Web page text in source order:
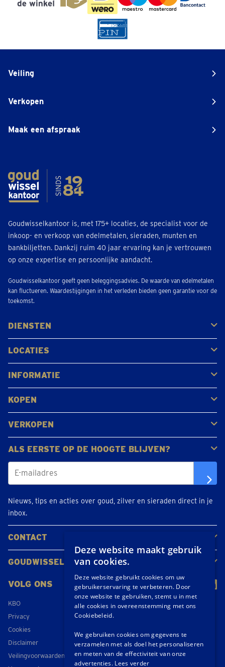
Veiling
Verkopen
Maak een afspraak
Goudwisselkantoor is, met 175+ locaties, de specialist voor de
inkoop- en verkoop van edelmetalen, sieraden, munten en
bankbiljetten. Dankzij ruim 40 jaar ervaring kan je vertrouwen
op onze expertise en persoonlijke aandacht.
Goudwisselkantoor geeft geen beleggingsadvies. De waarde van edelmetalen
kan fluctueren. Waardestijgingen in het verleden bieden geen garantie voor de
toekomst.
DIENSTEN
Kopen
Verkopen
Veilen
LOCATIES
Antwerpen
Brugge
Kapellen
Leuven
Mol
Schilde
Sint-Niklaas
Bekijk alle locaties
INFORMATIE
Veelgestelde vragen
Klantbeoordelingen
KOPEN
Goud kopen
Platina en palladium kopen
Zilver kopen
VERKOPEN
Gouden juwelen
Gouden munten
Gouden staven
ALS EERSTE OP DE HOOGTE BLIJVEN?
Nieuws, tips en acties over goud, zilver en sieraden direct in je
inbox.
CONTACT
Neem contact op
Maak een afspraak
Locaties
GOUDWISSELKANTOOR
VOLG ONS
KBO
Privacy
Cookies
Disclaimer
Veilingvoorwaarden
Deze website maakt gebruik
van cookies.
Deze website gebruikt cookies om uw
gebruikerservaring te verbeteren. Door
onze website te gebruiken, stemt u in met
alle cookies in overeenstemming met ons
Cookiebeleid.
We gebruiken cookies om gegevens te
verzamelen met als doel het personaliseren
en meten van de effectiviteit van onze
advertenties. Lees verder